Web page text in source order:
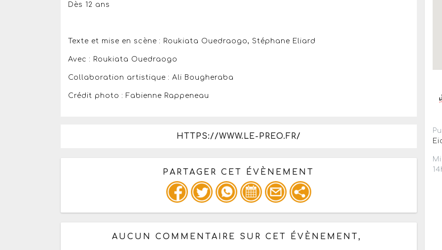
Dès 12 ans
Texte et mise en scène : Roukiata Ouedraogo, Stéphane Eliard
Avec : Roukiata Ouedraogo
Collaboration artistique : Ali Bougheraba
Crédit photo : Fabienne Rappeneau
HTTPS://WWW.LE-PREO.FR/
PARTAGER CET ÉVÈNEMENT
Copiez les infos ci-dessous pour un : mail / forum / réseau social
AUCUN COMMENTAIRE SUR CET ÉVÈNEMENT,